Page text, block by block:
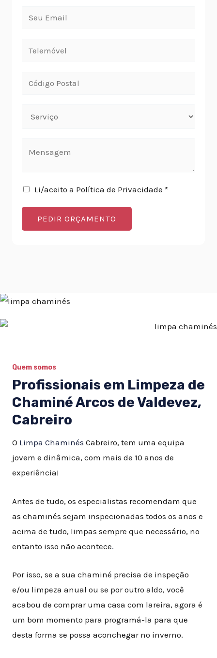
Li/aceito a Política de Privacidade *
PEDIR ORÇAMENTO
Quem somos
Profissionais em Limpeza de
Chaminé Arcos de Valdevez,
Cabreiro
O Limpa Chaminés Cabreiro, tem uma equipa
jovem e dinâmica, com mais de 10 anos de
experiência!
Antes de tudo, os especialistas recomendam que
as chaminés sejam inspecionadas todos os anos e
acima de tudo, limpas sempre que necessário, no
entanto isso não acontece.
Por isso, se a sua chaminé precisa de inspeção
e/ou limpeza anual ou se por outro aldo, você
acabou de comprar uma casa com lareira, agora é
um bom momento para programá-la para que
desta forma se possa aconchegar no inverno.